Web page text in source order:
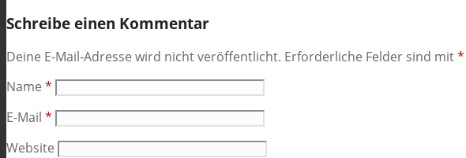
Schreibe einen Kommentar
Deine E-Mail-Adresse wird nicht veröffentlicht. Erforderliche Felder sind mit*
Name *
E-Mail *
Website